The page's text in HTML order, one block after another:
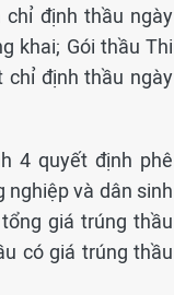
chỉ định thầu ngày
khai; Gói thầu Thi
chỉ định thầu ngày
4 quyết định phê
nghiệp và dân sinh
giá trúng thầu
có giá trúng thầu